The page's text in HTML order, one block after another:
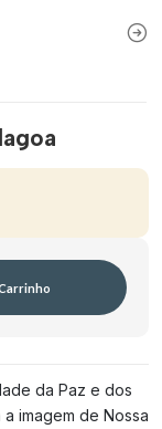
da Paz e dos
imagem de Nossa